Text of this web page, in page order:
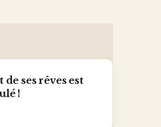
de ses rêves est
!